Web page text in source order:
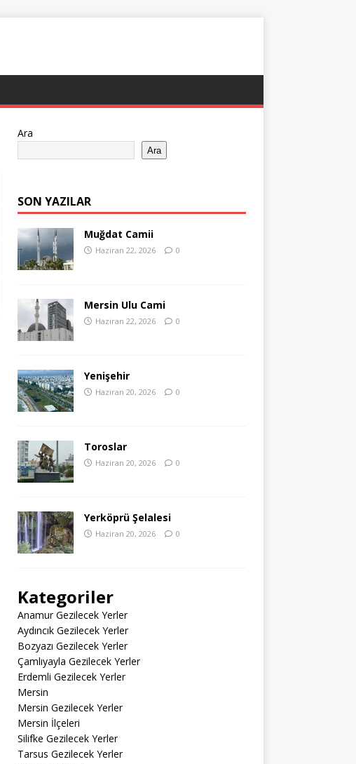
Ara
Ara
SON YAZILAR
Muğdat Camii
Haziran 22, 2026 0
Mersin Ulu Cami
Haziran 22, 2026 0
Yenişehir
Haziran 20, 2026 0
Toroslar
Haziran 20, 2026 0
Yerköprü Şelalesi
Haziran 20, 2026 0
Kategoriler
Anamur Gezilecek Yerler
Aydıncık Gezilecek Yerler
Bozyazı Gezilecek Yerler
Çamlıyayla Gezilecek Yerler
Erdemli Gezilecek Yerler
Mersin
Mersin Gezilecek Yerler
Mersin İlçeleri
Silifke Gezilecek Yerler
Tarsus Gezilecek Yerler